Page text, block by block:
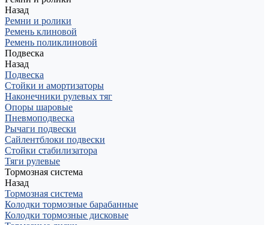
Назад
Ремни и ролики
Ремень клиновой
Ремень поликлиновой
Подвеска
Назад
Подвеска
Стойки и амортизаторы
Наконечники рулевых тяг
Опоры шаровые
Пневмоподвеска
Рычаги подвески
Сайлентблоки подвески
Стойки стабилизатора
Тяги рулевые
Тормозная система
Назад
Тормозная система
Колодки тормозные барабанные
Колодки тормозные дисковые